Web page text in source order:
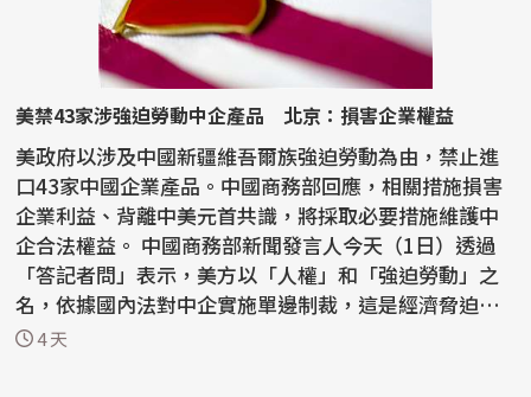
美禁43家涉強迫勞動中企產品 北京：損害企業權益
美政府以涉及中國新疆維吾爾族強迫勞動為由，禁止進
口43家中國企業產品。中國商務部回應，相關措施損害
企業利益、背離中美元首共識，將採取必要措施維護中
企合法權益。 中國商務部新聞發言人今天（1日）透過
「答記者問」表示，美方以「人權」和「強迫勞動」之
名，依據國內法對中企實施單邊制裁，這是經濟脅迫行
為，損...
4 天